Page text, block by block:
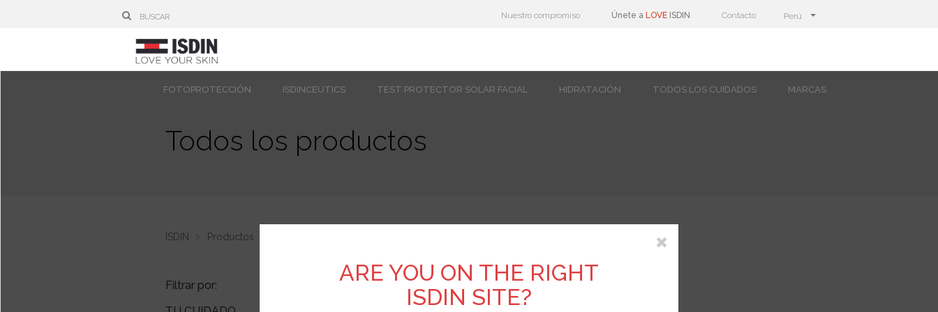
Nuestro compromiso Únete a LOVE ISDIN Contacto Perú
FOTOPROTECCIÓN ISDINCEUTICS TEST PROTECTOR SOLAR FACIAL HIDRATACIÓN TODOS LOS CUIDADOS MARCAS
Todos los productos
ISDIN Productos
Filtrar por:
ARE YOU ON THE RIGHT
ISDIN SITE?